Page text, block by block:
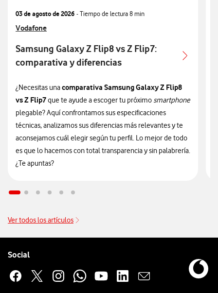
03 de agosto de 2026 - Tiempo de lectura8 min
Ver más articulos relacionados con
Vodafone
Samsung Galaxy Z Flip8 vs Z Flip7:
comparativa y diferencias
¿Necesitas unacomparativa Samsung Galaxy Z Flip8
vs Z Flip7que te ayude a escoger tu próximo smartphone
plegable? Aquí confrontamos sus especificaciones
técnicas, analizamos sus diferencias más relevantes y te
aconsejamos cuál elegir según tu perfil. Lo mejor de todo
es que lo hacemos con total transparencia y sin palabrería.
¿Te apuntas?
Ver todos los artículos
Social